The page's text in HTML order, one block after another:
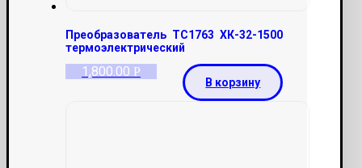
Преобразователь ТС1763 ХК-32-1500
термоэлектрический
1,800.00 Р
В корзину